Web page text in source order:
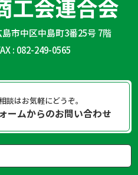
市中区中島町3番25号 7階
: 082-249-0565
談はお気軽にどうぞ。
ームからのお問い合わせ